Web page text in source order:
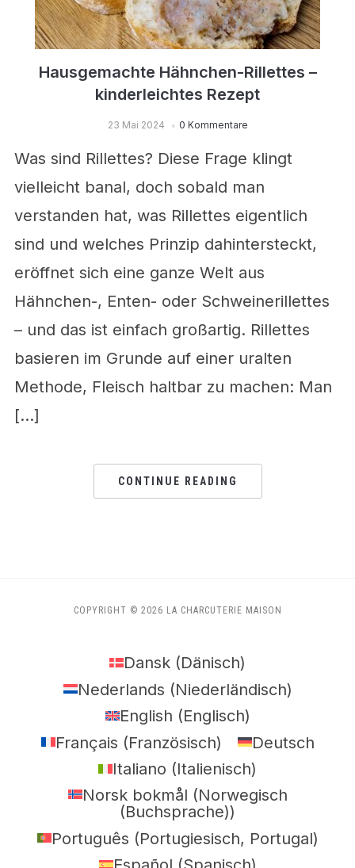
Hausgemachte Hähnchen-Rillettes –
kinderleichtes Rezept
23 Mai 2024 0 Kommentare
Was sind Rillettes? Diese Frage klingt
vielleicht banal, doch sobald man
verstanden hat, was Rillettes eigentlich
sind und welches Prinzip dahintersteckt,
eröffnet sich eine ganze Welt aus
Hähnchen-, Enten- oder Schweinerillettes
– und das ist einfach großartig. Rillettes
basieren im Grunde auf einer uralten
Methode, Fleisch haltbar zu machen: Man
[…]
CONTINUE READING
COPYRIGHT © 2026 LA CHARCUTERIE MAISON
Dansk (Dänisch)
Nederlands (Niederländisch)
English (Englisch)
Français (Französisch)
Deutsch
Italiano (Italienisch)
Norsk bokmål (Norwegisch
(Buchsprache))
Português (Portugiesisch, Portugal)